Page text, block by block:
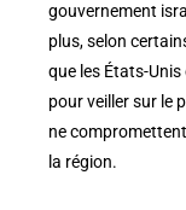
gouvernement
plus, selon
que les États-
pour veiller sur le
ne
la région.